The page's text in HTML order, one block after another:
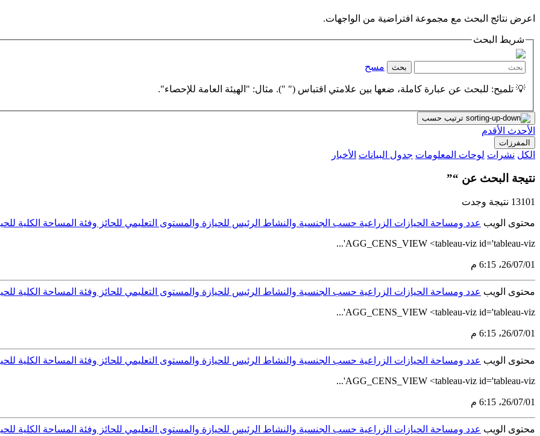
اعرض نتائج البحث مع مجموعة افتراضية من الواجهات.
شريط البحث
بحث مسح
💡 تلميح: للبحث عن عبارة كاملة، ضعها بين علامتي اقتباس (" "). مثال: "الهيئة العامة للإحصاء".
ترتيب حسب
الأحدث الأقدم
المفرزات
الكل نشرات لوحات المعلومات جدول البيانات الأخبار
نتيجة البحث عن “”
13101 نتيجة وجدت
محتوى الويب عدد ومساحة الحيازات الزراعية حسب الجنسية والنشاط الرئيس للحيازة والمستوى التعليمي للحائز وفئة المساحة الكلية
AGG_CENS_VIEW <tableau-viz id='tableau-viz'...
01‏/07‏/26، 6:15 م
محتوى الويب عدد ومساحة الحيازات الزراعية حسب الجنسية والنشاط الرئيس للحيازة والمستوى التعليمي للحائز وفئة المساحة الكلية
AGG_CENS_VIEW <tableau-viz id='tableau-viz'...
01‏/07‏/26، 6:15 م
محتوى الويب عدد ومساحة الحيازات الزراعية حسب الجنسية والنشاط الرئيس للحيازة والمستوى التعليمي للحائز وفئة المساحة الكلية
AGG_CENS_VIEW <tableau-viz id='tableau-viz'...
01‏/07‏/26، 6:15 م
محتوى الويب عدد ومساحة الحيازات الزراعية حسب الجنسية والنشاط الرئيس للحيازة والمستوى التعليمي للحائز وفئة المساحة الكلية